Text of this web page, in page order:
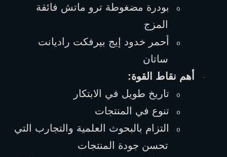
o
المزج
o
ساتان
· أهم نقاط القوة:
o تاريخ طويل في الابتكار
o تنوع في المنتجات
o
تحسن جودة المنتجات